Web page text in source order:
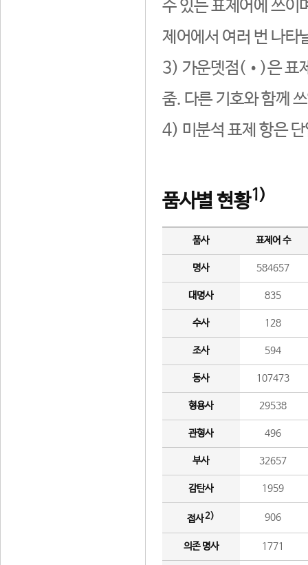
수 있는 표제어에 쓰이
제어에서 여러 번 나타
3) 가운뎃점(•)은 표
줌. 다른 기호와 함께
4) 미분석 표제 항은
품사별 현황1)
품사 표제어 수
명사 584657
대명사 835
수사 128
조사 594
동사 107473
형용사 29538
관형사 496
부사 32657
감탄사 1959
접사2) 906
의존 명사 1771